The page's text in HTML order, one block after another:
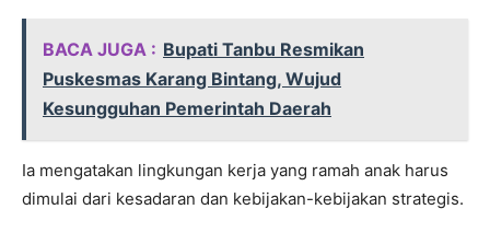
BACA JUGA : Bupati Tanbu Resmikan
Puskesmas Karang Bintang, Wujud
Kesungguhan Pemerintah Daerah
Ia mengatakan lingkungan kerja yang ramah anak harus
dimulai dari kesadaran dan kebijakan-kebijakan strategis.